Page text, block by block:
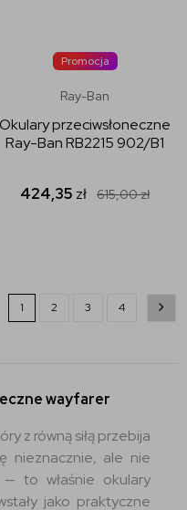
Promocja
Ray-Ban
Okulary przeciwsłoneczne
Ray-Ban RB2215 902/B1
424,35 zł 615,00zł
1 2 3 4
wayfarer
z równą siłą przebija
nieznacznie, ale nie
to właśnie okulary
jako praktyczne